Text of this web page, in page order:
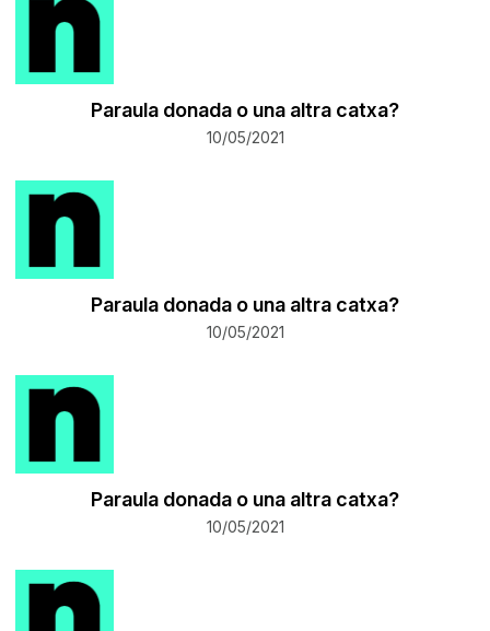
Paraula donada o una altra catxa?
10/05/2021
Paraula donada o una altra catxa?
10/05/2021
Paraula donada o una altra catxa?
10/05/2021